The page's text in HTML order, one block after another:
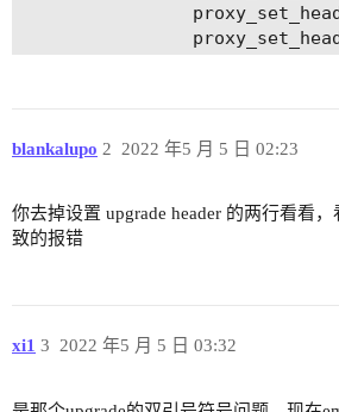
        }
access_log  /apps01/
}
blankalupo 2022 年5 月 5 日 02:23
2
你去掉设置 upgrade header 的两行看看
致的报错
xi1 2022 年5 月 5 日 03:32
3